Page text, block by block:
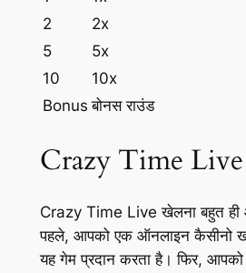
2
2x
5
5x
10
10x
Bonus बोनस राउंड
Crazy Time
Crazy Time Live खेलना बहुत
पहले, आपको एक ऑनलाइन कैसीनो
यह गेम प्रदान करता है। फिर,